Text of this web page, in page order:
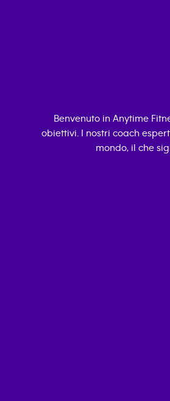
Benvenuto in Anytime
obiettivi. I nostri coach
mondo, il che